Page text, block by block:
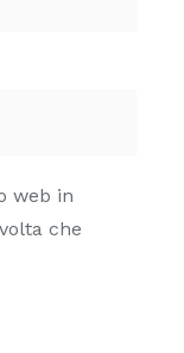
web in
che